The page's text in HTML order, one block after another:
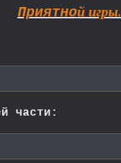
Приятной игры.
части: